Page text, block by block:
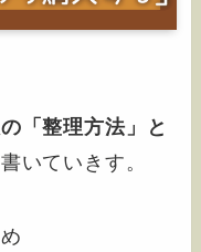
「整理方法」と
書いていきす。